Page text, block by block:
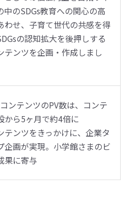
中のSDGs教育への関心の高
わせ、子育て世代の共感を得
の認知拡大を後押しする
テンツを企画・作成しまし
コンテンツのPV数は、コンテ
から5ヶ月で約4倍に
テンツをきっかけに、企業タ
企画が実現。小学館さまのビ
果に寄与